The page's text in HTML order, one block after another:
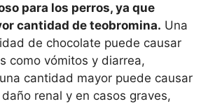
para los perros, ya que
cantidad de teobromina. Una
de chocolate puede causar
como vómitos y diarrea,
cantidad mayor puede causar
renal y en casos graves,